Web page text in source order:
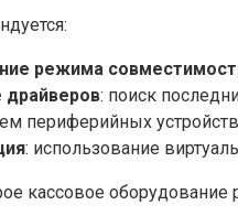
режима
драйверов: поиск
периферийных
: использование
кассовое оборудование